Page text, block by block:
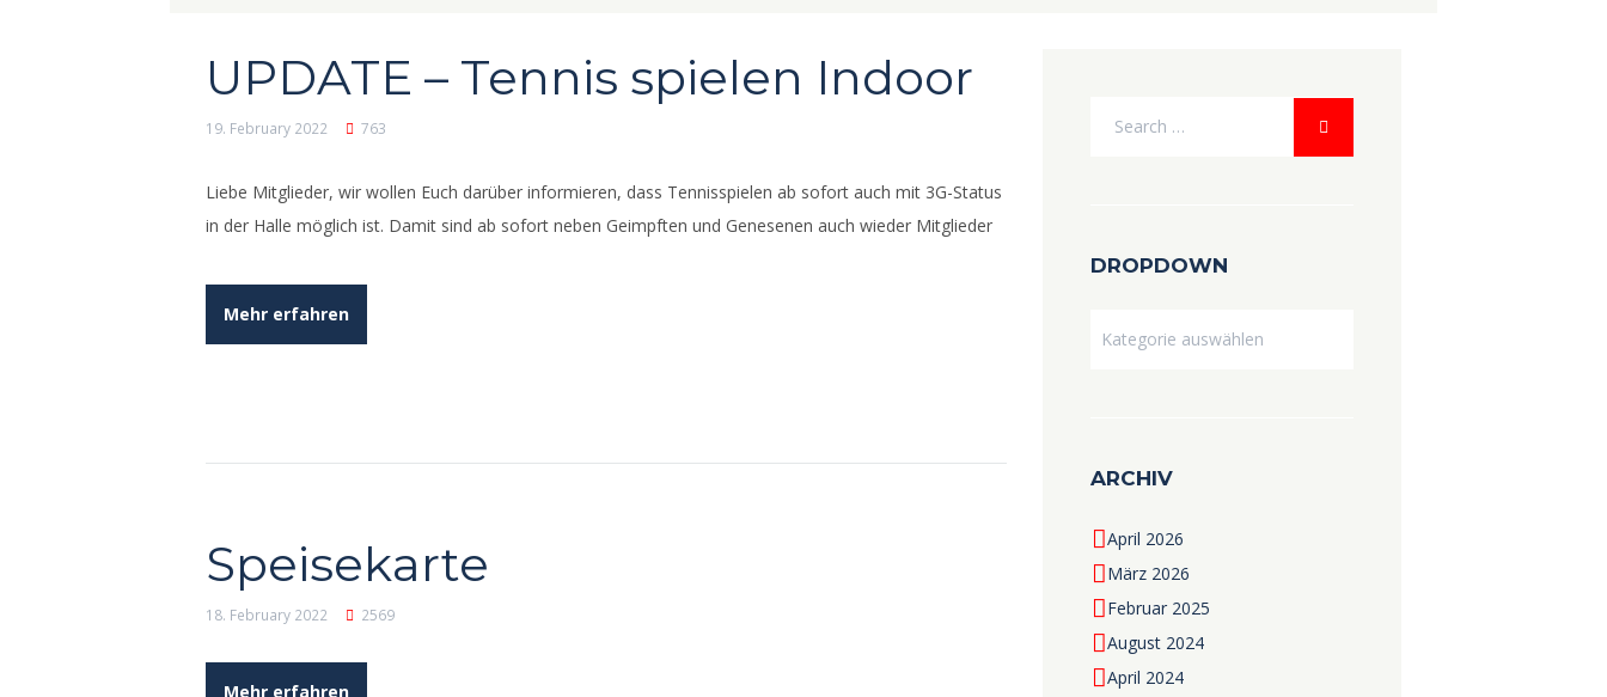
UPDATE – Tennis spielen Indoor
19. February 2022 763
Liebe Mitglieder, wir wollen Euch darüber informieren, dass Tennisspielen ab sofort auch mit 3G-Status
in der Halle möglich ist. Damit sind ab sofort neben Geimpften und Genesenen auch wieder Mitglieder
Mehr erfahren
Speisekarte
18. February 2022 2569
Mehr erfahren
DROPDOWN
ARCHIV
April 2026
März 2026
Februar 2025
August 2024
April 2024